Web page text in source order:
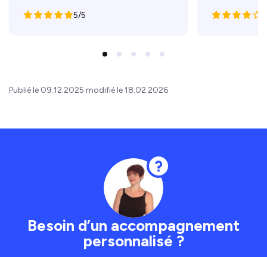
5/5
Publié le 09.12.2025 modifié le 18.02.2026
Besoin d’un accompagnement
personnalisé ?